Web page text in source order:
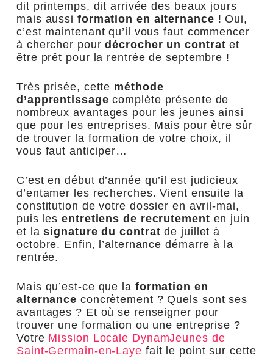
dit printemps, dit arrivée des beaux jours
mais aussi formation en alternance ! Oui,
c’est maintenant qu’il vous faut commencer
à chercher pourdécrocher un contrat et
être prêt pour la rentrée de septembre !
Très prisée, cette méthode
d’apprentissage complète présente de
nombreux avantages pour les jeunes ainsi
que pour les entreprises. Mais pour être sûr
de trouver la formation de votre choix, il
vous faut anticiper…
C’est en début d’année qu’il est judicieux
d’entamer les recherches. Vient ensuite la
constitution de votre dossier en avril-mai,
puis lesentretiens de recrutement en juin
et lasignature du contrat de juillet à
octobre. Enfin, l’alternance démarre à la
rentrée.
Mais qu’est-ce que la formation en
alternance concrètement ? Quels sont ses
avantages ? Et où se renseigner pour
trouver une formation ou une entreprise ?
Votre Mission Locale DynamJeunes de
Saint-Germain-en-Laye fait le point sur cette